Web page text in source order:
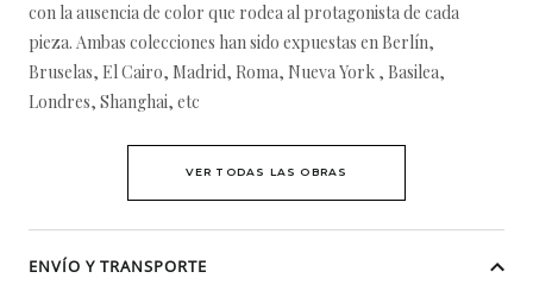
con la ausencia de color que rodea al protagonista de cada
pieza. Ambas colecciones han sido expuestas en Berlín,
Bruselas, El Cairo, Madrid, Roma, Nueva York , Basilea,
Londres, Shanghai, etc
VER TODAS LAS OBRAS
ENVÍO Y TRANSPORTE